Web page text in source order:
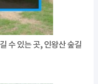
수 있는 곳, 인왕산 숲길